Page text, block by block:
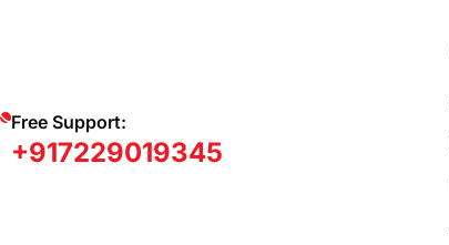
Free Support:
+917229019345